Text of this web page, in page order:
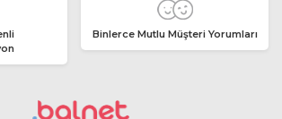
Binlerce Mutlu Müşteri Yorumları